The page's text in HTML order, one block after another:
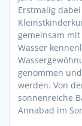
Erstmalig
gemeinsam
Wasser
genommen
werden. Von
sonnenreiche
Annabad im